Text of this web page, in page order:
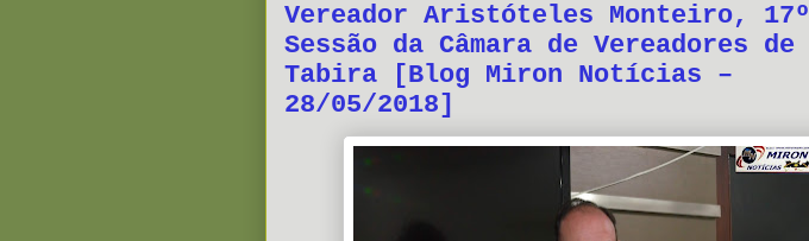
Vereador Aristóteles Monteiro, 17º
Sessão da Câmara de Vereadores de
Tabira [Blog Miron Notícias –
28/05/2018]